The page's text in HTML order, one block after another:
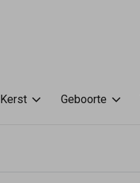
Kerst Geboorte